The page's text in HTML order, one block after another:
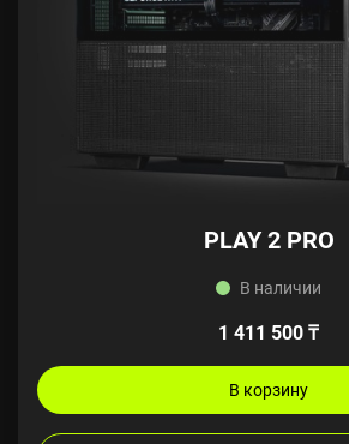
PLAY 2 PRO
В наличии
1 411 500 ₸
В корзину